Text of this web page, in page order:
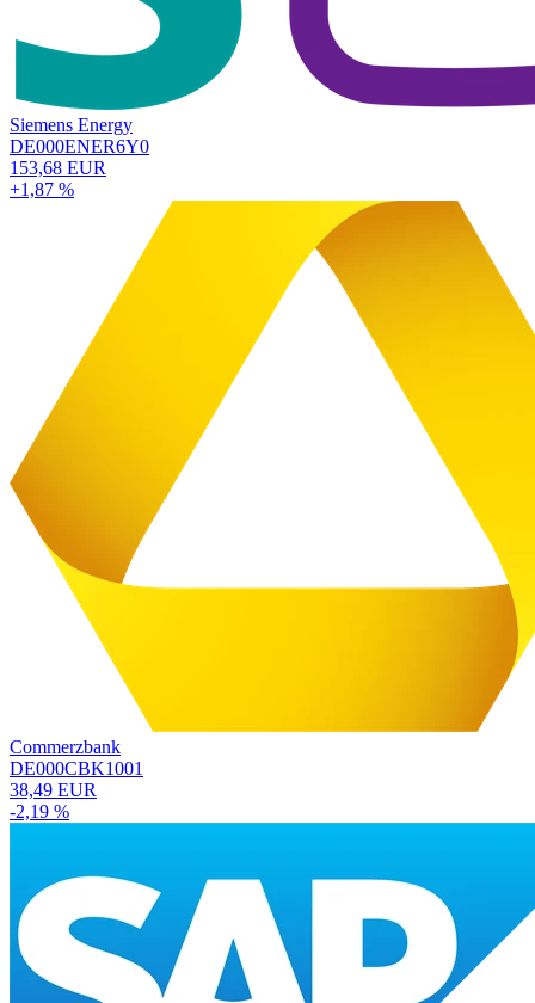
Siemens Energy
DE000ENER6Y0
153,68 EUR
+1,87 %
Commerzbank
DE000CBK1001
38,49 EUR
-2,19 %